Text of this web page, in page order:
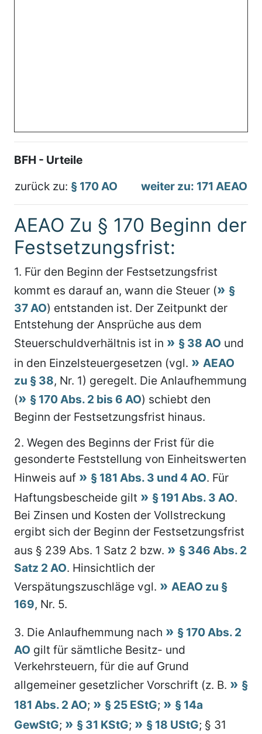
BFH - Urteile
zurück zu: § 170 AO weiter zu: 171 AEAO
AEAO Zu § 170 Beginn der
Festsetzungsfrist:
1. Für den Beginn der Festsetzungsfrist
kommt es darauf an, wann die Steuer (
§
37 AO) entstanden ist. Der Zeitpunkt der
Entstehung der Ansprüche aus dem
Steuerschuldverhältnis ist in
§ 38 AO und
in den Einzelsteuergesetzen (vgl.
AEAO
zu § 38, Nr. 1) geregelt. Die Anlaufhemmung
(
§ 170 Abs. 2 bis 6 AO) schiebt den
Beginn der Festsetzungsfrist hinaus.
2. Wegen des Beginns der Frist für die
gesonderte Feststellung von Einheitswerten
Hinweis auf
§ 181 Abs. 3 und 4 AO. Für
Haftungsbescheide gilt
§ 191 Abs. 3 AO.
Bei Zinsen und Kosten der Vollstreckung
ergibt sich der Beginn der Festsetzungsfrist
aus § 239 Abs. 1 Satz 2 bzw.
§ 346 Abs. 2
Satz 2 AO. Hinsichtlich der
Verspätungszuschläge vgl.
AEAO zu §
169, Nr. 5.
3. Die Anlaufhemmung nach
§ 170 Abs. 2
AO gilt für sämtliche Besitz- und
Verkehrsteuern, für die auf Grund
allgemeiner gesetzlicher Vorschrift (z. B.
§
181 Abs. 2 AO; § 25 EStG;
§ 14a
GewStG; § 31 KStG; § 18 UStG; § 31